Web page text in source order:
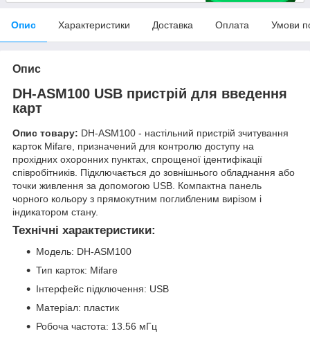
Опис Характеристики Доставка Оплата Умови
Опис
DH-ASM100 USB пристрій для введення
карт
Опис товару: DH-ASM100 - настільний пристрій зчитування
карток Mifare, призначений для контролю доступу на
прохідних охоронних пунктах, спрощеної ідентифікації
співробітників. Підключається до зовнішнього обладнання або
точки живлення за допомогою USB. Компактна панель
чорного кольору з прямокутним поглибленим вирізом і
індикатором стану.
Технічні характеристики:
Модель: DH-ASM100
Тип карток: Mifare
Інтерфейс підключення: USB
Матеріал: пластик
Робоча частота: 13.56 мГц